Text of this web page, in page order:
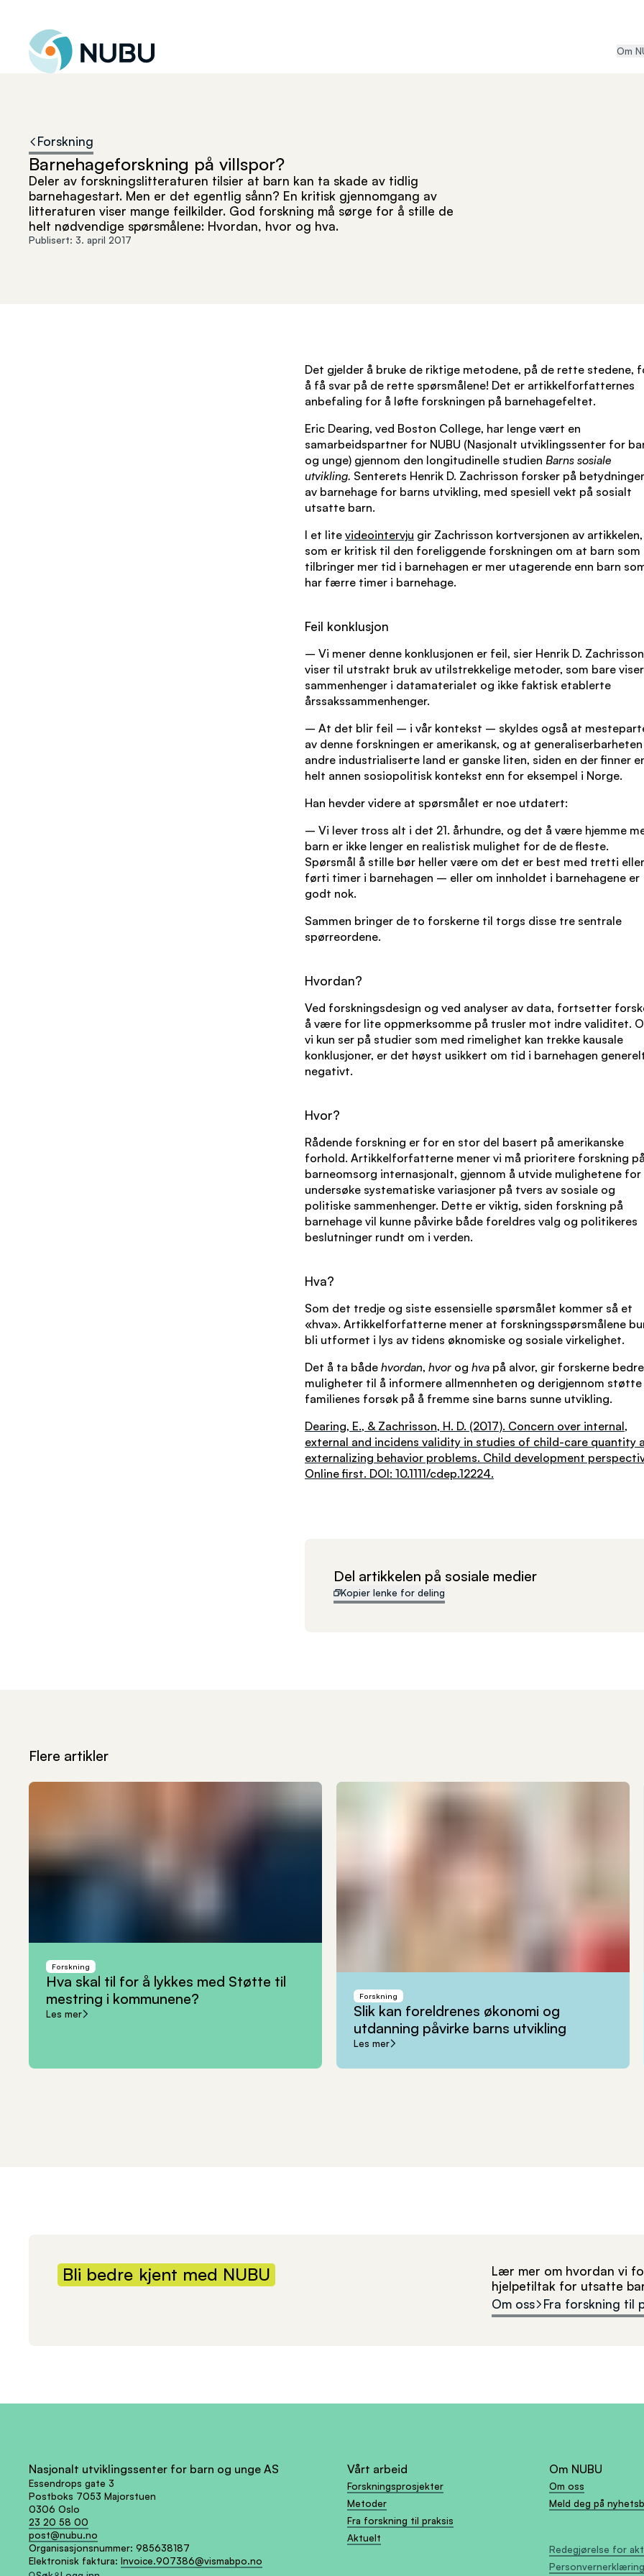
Til forsiden
Om
Forskning
Barnehageforskning på villspor?
Deler av forskningslitteraturen tilsier at barn kan ta skade av tidlig
barnehagestart. Men er det egentlig sånn? En kritisk gjennomgang av
litteraturen viser mange feilkilder. God forskning må sørge for å stille de
helt nødvendige spørsmålene: Hvordan, hvor og hva.
Publisert: 3. april 2017
Det gjelder å bruke de riktige metodene, på de rette stedene,
å få svar på de rette spørsmålene! Det er artikkelforfatternes
anbefaling for å løfte forskningen på barnehagefeltet.
Eric Dearing, ved Boston College, har lenge vært en
samarbeidspartner for NUBU (Nasjonalt utviklingssenter for
og unge) gjennom den longitudinelle studien Barns sosiale
utvikling. Senterets Henrik D. Zachrisson forsker på
av barnehage for barns utvikling, med spesiell vekt på sosialt
utsatte barn.
I et lite videointervju gir Zachrisson kortversjonen av artikkelen,
som er kritisk til den foreliggende forskningen om at barn som
tilbringer mer tid i barnehagen er mer utagerende enn barn
har færre timer i barnehage.
Feil konklusjon
– Vi mener denne konklusjonen er feil, sier Henrik D.
viser til utstrakt bruk av utilstrekkelige metoder, som bare viser
sammenhenger i datamaterialet og ikke faktisk etablerte
årssakssammenhenger.
– At det blir feil – i vår kontekst – skyldes også at
av denne forskningen er amerikansk, og at
andre industrialiserte land er ganske liten, siden en der finner
helt annen sosiopolitisk kontekst enn for eksempel i Norge.
Han hevder videre at spørsmålet er noe utdatert:
– Vi lever tross alt i det 21. århundre, og det å være hjemme
barn er ikke lenger en realistisk mulighet for de de fleste.
Spørsmål å stille bør heller være om det er best med tretti eller
førti timer i barnehagen – eller om innholdet i barnehagene er
godt nok.
Sammen bringer de to forskerne til torgs disse tre sentrale
spørreordene.
Hvordan?
Ved forskningsdesign og ved analyser av data, fortsetter
å være for lite oppmerksomme på trusler mot indre validitet.
vi kun ser på studier som med rimelighet kan trekke kausale
konklusjoner, er det høyst usikkert om tid i barnehagen
negativt.
Hvor?
Rådende forskning er for en stor del basert på amerikanske
forhold. Artikkelforfatterne mener vi må prioritere forskning på
barneomsorg internasjonalt, gjennom å utvide mulighetene for
undersøke systematiske variasjoner på tvers av sosiale og
politiske sammenhenger. Dette er viktig, siden forskning på
barnehage vil kunne påvirke både foreldres valg og politikeres
beslutninger rundt om i verden.
Hva?
Som det tredje og siste essensielle spørsmålet kommer så et
«hva». Artikkelforfatterne mener at forskningsspørsmålene
bli utformet i lys av tidens øknomiske og sosiale virkelighet.
Det å ta både hvordan, hvor og hva på alvor, gir forskerne bedre
muligheter til å informere allmennheten og derigjennom støtte
familienes forsøk på å fremme sine barns sunne utvikling.
Dearing, E., & Zachrisson, H. D. (2017). Concern over internal,
external and incidens validity in studies of child-care quantity
externalizing behavior problems. Child development
Online first. DOI: 10.1111/cdep.12224.
Del artikkelen på sosiale medier
Kopier lenke for deling
Flere artikler
Forskning
Hva skal til for å lykkes med Støtte til
mestring i kommunene?
Les mer
Forskning
Slik kan foreldrenes økonomi og
utdanning påvirke barns utvikling
Les mer
Bli bedre kjent med NUBU
Lær mer om hvordan vi
hjelpetiltak for utsatte
Om oss
Fra forskning til
Nasjonalt utviklingssenter for barn og unge AS
Essendrops gate 3
Postboks 7053 Majorstuen
0306 Oslo
23 20 58 00
post@nubu.no
Organisasjonsnummer: 985638187
Elektronisk faktura: Invoice.907386@vismabpo.no
Vårt arbeid
Forskningsprosjekter
Metoder
Fra forskning til praksis
Aktuelt
Om NUBU
Om oss
Meld deg på
Redegjørelse for
Personvernerklæring